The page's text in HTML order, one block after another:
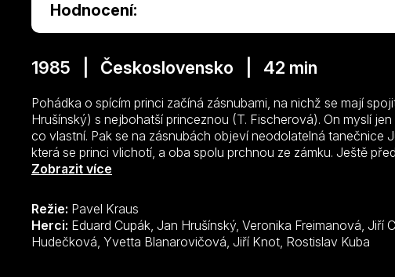
Hodnocení:
1985 | Československo | 42 min
Pohádka o spícím princi začíná zásnubami, na nichž se mají
Hrušínský) s nejbohatší princeznou (T. Fischerová). On myslí
co vlastní. Pak se na zásnubách objeví neodolatelná tanečnice
která se princi vlichotí, a oba spolu prchnou ze zámku. Ještě
Mudrce (E. Cupák) za to, že vytvořil sochu s jeho podobou z
prince, aby za něj vládla. A ti dva se setkají…
Zobrazit více
Režie: Pavel Kraus
Herci:
Hudečková, Yvetta Blanarovičová, Jiří Knot, Rostislav Kuba